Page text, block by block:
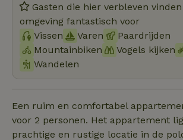
Gasten die hier verbleven
omgeving fantastisch voor
Vissen
Varen
Paardrijden
Mountainbiken
Vogels kijken
Wandelen
Een ruim en comfortabel
voor 2 personen. Het appartement
prachtige en rustige locatie in de